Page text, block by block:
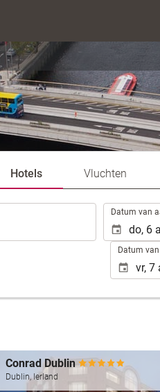
Hotels Vluchten
Datum van
Datum
Conrad Dublin
Dublin, Ierland